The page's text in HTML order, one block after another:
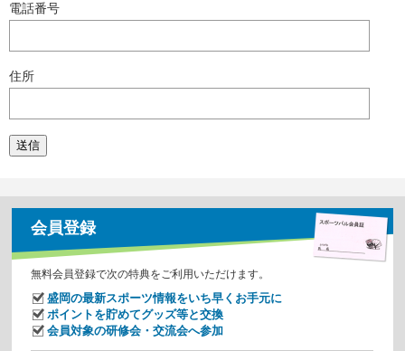
電話番号
住所
会員登録
無料会員登録で次の特典をご利用いただけます。
盛岡の最新スポーツ情報をいち早くお手元に
ポイントを貯めてグッズ等と交換
会員対象の研修会・交流会へ参加